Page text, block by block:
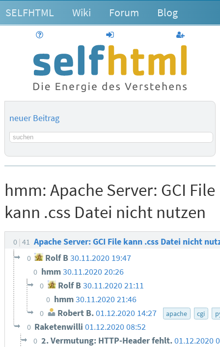
SELFHTML Wiki Forum Blog
anmelden
neuer Beitrag
Suchbegriff
hmm: Apache Server: GCI File
kann .css Datei nicht nutzen
0 41 Apache Server: GCI File kann .css Datei nicht
0 Rolf B30.11.2020 19:47
0 hmm30.11.2020 20:26
0 Rolf B 30.11.2020 21:11
0 hmm30.11.2020 21:46
0 Robert B.01.12.2020 14:27 apache cgi
0 Raketenwilli01.12.2020 08:52
0 2. Vermutung: HTTP-Header fehlt.01.12.2020